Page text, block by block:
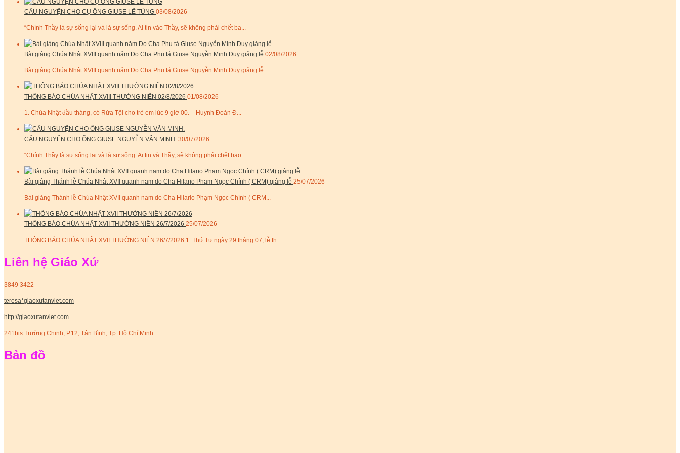
CẦU NGUYỆN CHO CỤ ÔNG GIUSE LÊ TÙNG 03/08/2026
“Chính Thầy là sự sống lại và là sự sống. Ai tin vào Thầy, sẽ không phải chết ba...
Bài giảng Chúa Nhật XVIII quanh năm Do Cha Phụ tá Giuse Nguyễn Minh Duy giảng lễ 02/08/2026
Bài giảng Chúa Nhật XVIII quanh năm Do Cha Phụ tá Giuse Nguyễn Minh Duy giảng lễ...
THÔNG BÁO CHÚA NHẬT XVIII THƯỜNG NIÊN 02/8/2026 01/08/2026
1. Chúa Nhật đầu tháng, có Rửa Tội cho trẻ em lúc 9 giờ 00. – Huynh Đoàn Đ...
CẦU NGUYỆN CHO ÔNG GIUSE NGUYỄN VĂN MINH. 30/07/2026
“Chính Thầy là sự sống lại và là sự sống. Ai tin và Thầy, sẽ không phải chết bao...
Bài giảng Thánh lễ Chúa Nhật XVII quanh nam do Cha Hilario Phạm Ngọc Chính ( CRM) giảng lễ 25/07/2026
Bài giảng Thánh lễ Chúa Nhật XVII quanh nam do Cha Hilario Phạm Ngọc Chính ( CRM...
THÔNG BÁO CHÚA NHẬT XVII THƯỜNG NIÊN 26/7/2026 25/07/2026
THÔNG BÁO CHÚA NHẬT XVII THƯỜNG NIÊN 26/7/2026 1. Thứ Tư ngày 29 tháng 07, lễ th...
Liên hệ Giáo Xứ
3849 3422
teresa*giaoxutanviet.com
http://giaoxutanviet.com
241bis Trường Chinh, P.12, Tân Bình, Tp. Hồ Chí Minh
Bản đồ